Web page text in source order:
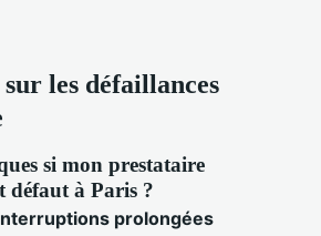
sur les défaillances
si mon prestataire
défaut à Paris ?
prolongées